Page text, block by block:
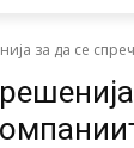
за да се